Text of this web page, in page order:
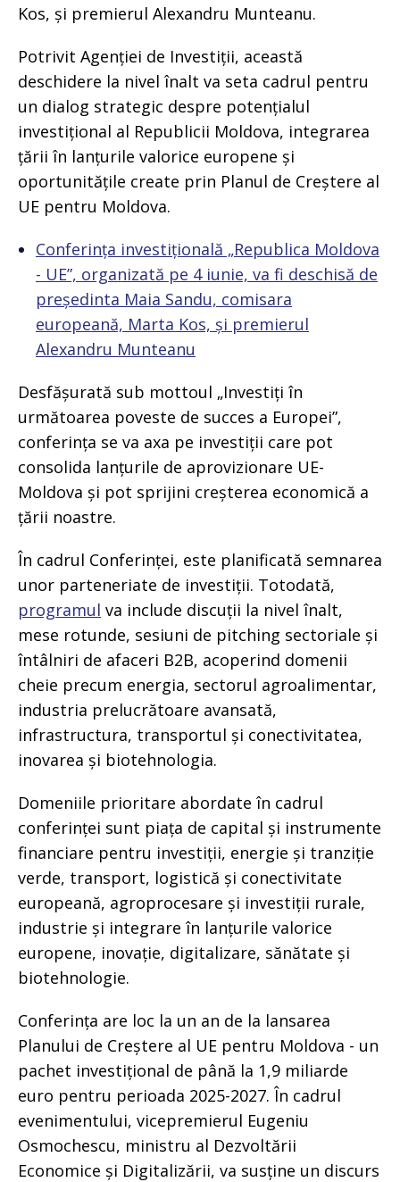
Kos, și premierul Alexandru Munteanu.
Potrivit Agenției de Investiții, această
deschidere la nivel înalt va seta cadrul pentru
un dialog strategic despre potențialul
investițional al Republicii Moldova, integrarea
țării în lanțurile valorice europene și
oportunitățile create prin Planul de Creștere al
UE pentru Moldova.
Conferința investițională „Republica Moldova
- UE”, organizată pe 4 iunie, va fi deschisă de
președinta Maia Sandu, comisara
europeană, Marta Kos, și premierul
Alexandru Munteanu
Desfășurată sub mottoul „Investiți în
următoarea poveste de succes a Europei”,
conferința se va axa pe investiții care pot
consolida lanțurile de aprovizionare UE-
Moldova și pot sprijini creșterea economică a
țării noastre.
În cadrul Conferinței, este planificată semnarea
unor parteneriate de investiții. Totodată,
programul va include discuții la nivel înalt,
mese rotunde, sesiuni de pitching sectoriale și
întâlniri de afaceri B2B, acoperind domenii
cheie precum energia, sectorul agroalimentar,
industria prelucrătoare avansată,
infrastructura, transportul și conectivitatea,
inovarea și biotehnologia.
Domeniile prioritare abordate în cadrul
conferinței sunt piața de capital și instrumente
financiare pentru investiții, energie și tranziție
verde, transport, logistică și conectivitate
europeană, agroprocesare și investiții rurale,
industrie și integrare în lanțurile valorice
europene, inovație, digitalizare, sănătate și
biotehnologie.
Conferința are loc la un an de la lansarea
Planului de Creștere al UE pentru Moldova - un
pachet investițional de până la 1,9 miliarde
euro pentru perioada 2025-2027. În cadrul
evenimentului, vicepremierul Eugeniu
Osmochescu, ministru al Dezvoltării
Economice și Digitalizării, va susține un discurs